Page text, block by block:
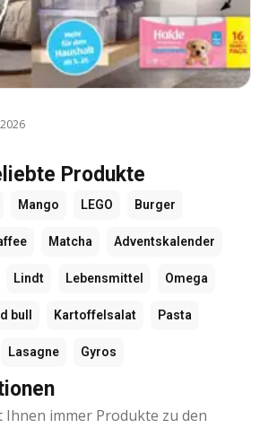
Produkte
Mango LEGO Burger
Matcha Adventskalender
Lindt Lebensmittel Omega
bull Kartoffelsalat Pasta
Lasagne Gyros
immer Produkte zu den